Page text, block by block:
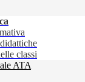
classi
ATA